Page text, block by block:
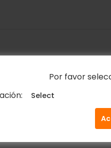
Por favor
y web en este